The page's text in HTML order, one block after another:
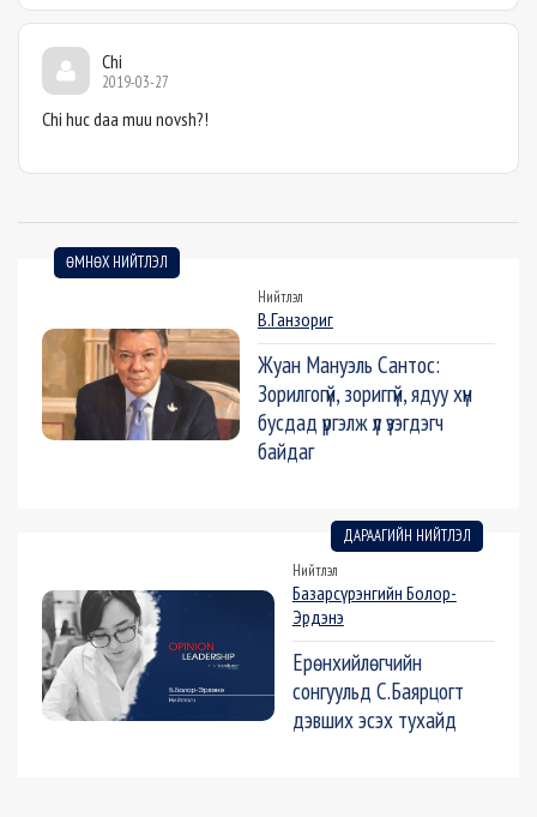
Chi
2019-03-27
Chi huc daa muu novsh?!
ӨМНӨХ НИЙТЛЭЛ
Нийтлэл
В.Ганзориг
Жуан Мануэль Сантос:
Зорилгогүй, зориггүй, ядуу хүн
бусдад үргэлж үл үзэгдэгч
байдаг
ДАРААГИЙН НИЙТЛЭЛ
Нийтлэл
Базарсүрэнгийн Болор-
Эрдэнэ
Ерөнхийлөгчийн
сонгуульд С.Баярцогт
дэвших эсэх тухайд